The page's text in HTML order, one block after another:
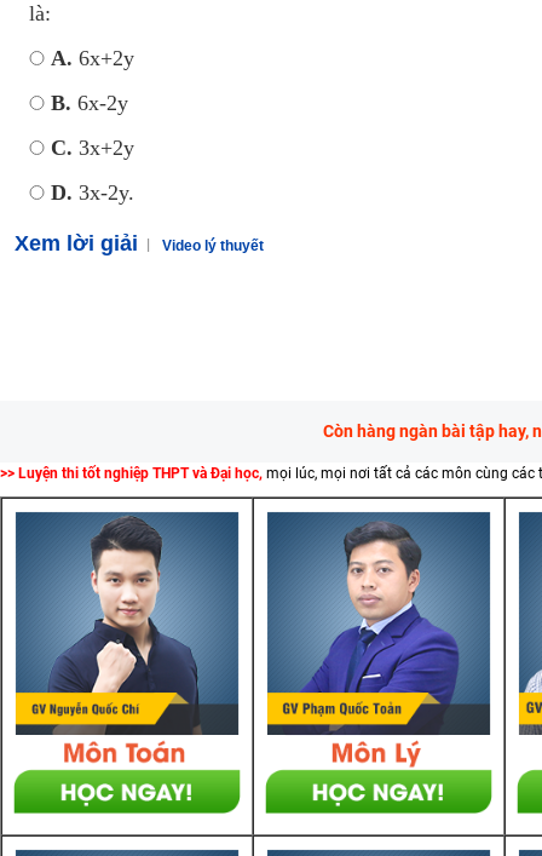
là:
A. 6x+2y
B. 6x-2y
C. 3x+2y
D. 3x-2y.
Xem lời giải Video lý thuyết
Còn hàng ngàn bài tập hay,
>> Luyện thi tốt nghiệp THPT và Đại học, mọi lúc, mọi nơi tất cả các môn cùng các